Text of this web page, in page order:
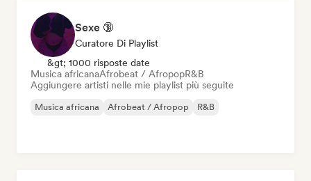
Sexe 🔞
Curatore Di Playlist
&gt; 1000 risposte date
Musica africanaAfrobeat / AfropopR&B
Aggiungere artisti nelle mie playlist più seguite
Musica africana Afrobeat / Afropop R&B